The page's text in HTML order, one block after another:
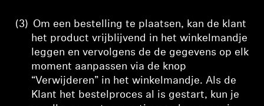
(3) Om een bestelling te plaatsen, kan de klant
het product vrijblijvend in het winkelmandje
leggen en vervolgens de de gegevens op elk
moment aanpassen via de knop
“Verwijderen” in het winkelmandje. Als de
Klant het bestelproces al is gestart, kun je